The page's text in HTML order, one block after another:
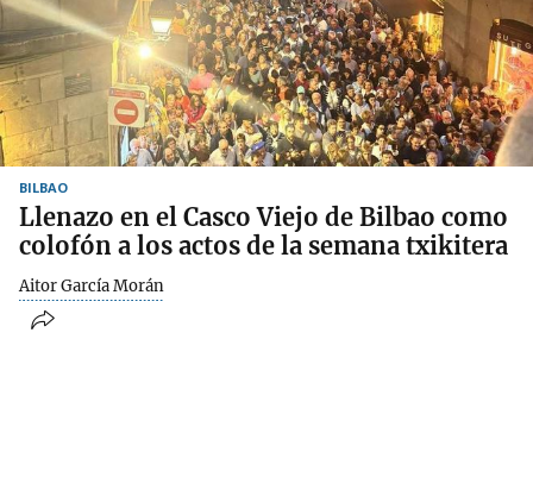
BILBAO
Llenazo en el Casco Viejo de Bilbao como
colofón a los actos de la semana txikitera
Aitor García Morán